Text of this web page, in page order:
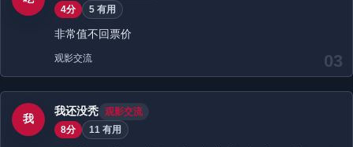
03
4分
5 有用
非常值不回票价
观影交流
我
我还没秃 观影交流
8分
11 有用